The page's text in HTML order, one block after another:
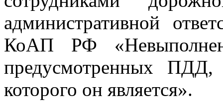
административной
КоАП РФ
предусмотренных
которого он является».